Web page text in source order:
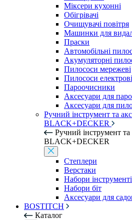
Міксери кухонні
Обігрівачі
Очищувачі повітря
Машинки для
Праски
Автомобільні
Акумуляторні
Пилососи мережеві
Пилососи
Пароочисники
Аксесуари для
Аксесуари для
Ручний інструмент та
BLACK+DECKER
Ручний інструмент та
BLACK+DECKER
Степлери
Верстаки
Набори
Набори біт
Аксесуари для
BOSTITCH
Каталог